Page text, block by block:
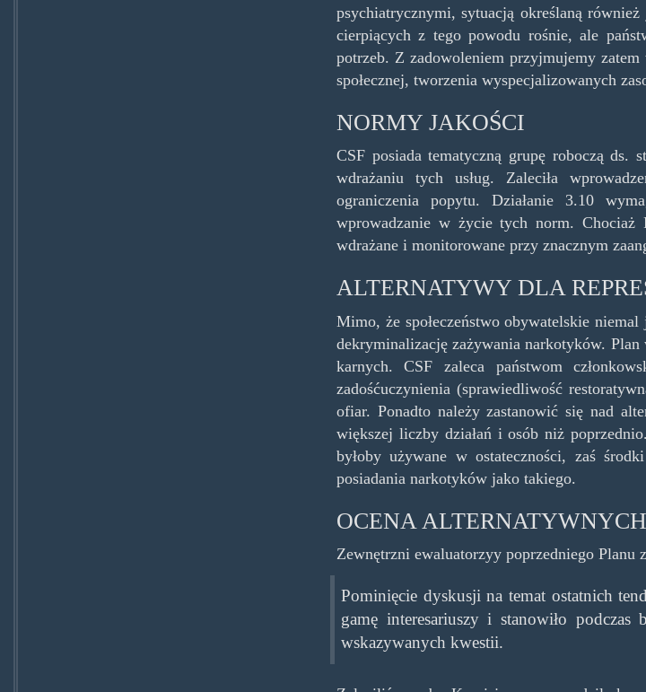
psychiatrycznymi, sytuacją określaną
cierpiących z tego powodu rośnie, ale
potrzeb. Z zadowoleniem przyjmujemy
społecznej, tworzenia wyspecjalizowanych
NORMY JAKOŚCI
CSF posiada tematyczną grupę roboczą ds.
wdrażaniu tych usług. Zaleciła
ograniczenia popytu. Działanie 3.10
wprowadzanie w życie tych norm.
wdrażane i monitorowane przy znacznym
ALTERNATYWY DLA
Mimo, że społeczeństwo obywatelskie
dekryminalizację zażywania narkotyków. Plan
karnych. CSF zaleca państwom
zadośćuczynienia (sprawiedliwość
ofiar. Ponadto należy zastanowić się nad
większej liczby działań i osób niż
byłoby używane w ostateczności, zaś
posiadania narkotyków jako takiego.
OCENA
Zewnętrzni ewaluatorzyy poprzedniego Planu
Pominięcie dyskusji na temat ostatnich
gamę interesariuszy i stanowiło
wskazywanych kwestii.